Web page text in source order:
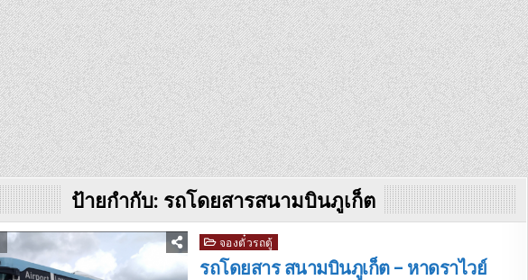
ป้ายกำกับ: รถโดยสารสนามบินภูเก็ต
Posted
in
จองตั๋วรถตู้
รถโดยสาร สนามบินภูเก็ต – หาดราไวย์